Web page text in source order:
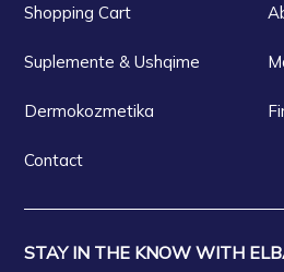
Shopping Cart
Suplemente & Ushqime
Dermokozmetika
Contact
STAY IN THE KNOW WITH